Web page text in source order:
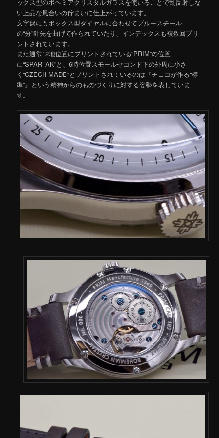
ックス型のボヘミアクリスタルガラスを使いることで乱反射しな
い上品な風合いの佇まいに仕上がっています。
文字盤にもボックス型ダイヤルに合わせてブルースチール
の“分”針先を曲げて作られていたり、インデックスも複数回プリ
ントされています。
また通常12地位置にプリントされている“PRIM”の位置
に“SPARTAK”と、6時位置スモールセコンド下の外周に小さ
く“CZECH MADE”とプリントされているのは『チェコが作る“標
準”』という精神からのものづくりに対する姿勢を表していま
す。